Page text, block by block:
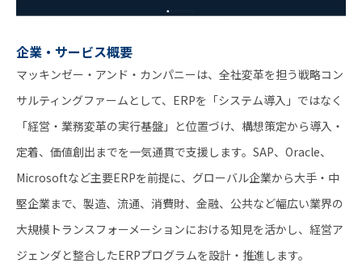
企業・サービス概要
マッキンゼー・アンド・カンパニーは、全社変革を担う戦略コン
サルティングファームとして、ERPを「システム導入」ではなく
「経営・業務変革の実行基盤」と位置づけ、構想策定から導入・
定着、価値創出までを一気通貫で支援します。SAP、Oracle、
Microsoftなど主要ERPを前提に、グローバル企業から大手・中
堅企業まで、製造、流通、消費財、金融、公共など幅広い業界の
大規模トランスフォーメーションにおける知見を活かし、経営ア
ジェンダと整合したERPプログラムを設計・推進します。